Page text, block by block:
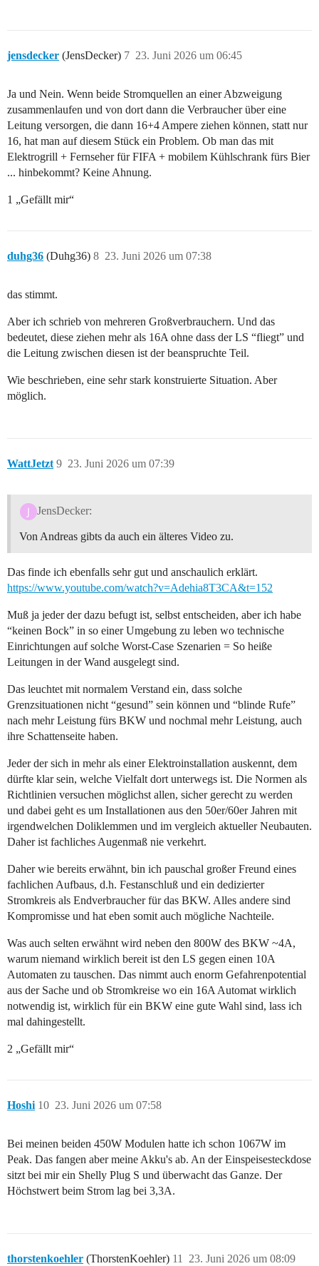
jensdecker (JensDecker) 23. Juni 2026 um 06:45
7
Ja und Nein. Wenn beide Stromquellen an einer Abzweigung
zusammenlaufen und von dort dann die Verbraucher über eine
Leitung versorgen, die dann 16+4 Ampere ziehen können, statt nur
16, hat man auf diesem Stück ein Problem. Ob man das mit
Elektrogrill + Fernseher für FIFA + mobilem Kühlschrank fürs Bier
... hinbekommt? Keine Ahnung.
1 „Gefällt mir“
duhg36 (Duhg36) 23. Juni 2026 um 07:38
8
das stimmt.
Aber ich schrieb von mehreren Großverbrauchern. Und das
bedeutet, diese ziehen mehr als 16A ohne dass der LS “fliegt” und
die Leitung zwischen diesen ist der beanspruchte Teil.
Wie beschrieben, eine sehr stark konstruierte Situation. Aber
möglich.
WattJetzt 23. Juni 2026 um 07:39
9
JensDecker:
Von Andreas gibts da auch ein älteres Video zu.
Das finde ich ebenfalls sehr gut und anschaulich erklärt.
https://www.youtube.com/watch?v=Adehia8T3CA&t=152
Muß ja jeder der dazu befugt ist, selbst entscheiden, aber ich habe
“keinen Bock” in so einer Umgebung zu leben wo technische
Einrichtungen auf solche Worst-Case Szenarien = So heiße
Leitungen in der Wand ausgelegt sind.
Das leuchtet mit normalem Verstand ein, dass solche
Grenzsituationen nicht “gesund” sein können und “blinde Rufe”
nach mehr Leistung fürs BKW und nochmal mehr Leistung, auch
ihre Schattenseite haben.
Jeder der sich in mehr als einer Elektroinstallation auskennt, dem
dürfte klar sein, welche Vielfalt dort unterwegs ist. Die Normen als
Richtlinien versuchen möglichst allen, sicher gerecht zu werden
und dabei geht es um Installationen aus den 50er/60er Jahren mit
irgendwelchen Doliklemmen und im vergleich aktueller Neubauten.
Daher ist fachliches Augenmaß nie verkehrt.
Daher wie bereits erwähnt, bin ich pauschal großer Freund eines
fachlichen Aufbaus, d.h. Festanschluß und ein dedizierter
Stromkreis als Endverbraucher für das BKW. Alles andere sind
Kompromisse und hat eben somit auch mögliche Nachteile.
Was auch selten erwähnt wird neben den 800W des BKW ~4A,
warum niemand wirklich bereit ist den LS gegen einen 10A
Automaten zu tauschen. Das nimmt auch enorm Gefahrenpotential
aus der Sache und ob Stromkreise wo ein 16A Automat wirklich
notwendig ist, wirklich für ein BKW eine gute Wahl sind, lass ich
mal dahingestellt.
2 „Gefällt mir“
Hoshi 23. Juni 2026 um 07:58
10
Bei meinen beiden 450W Modulen hatte ich schon 1067W im
Peak. Das fangen aber meine Akku's ab. An der Einspeisesteckdose
sitzt bei mir ein Shelly Plug S und überwacht das Ganze. Der
Höchstwert beim Strom lag bei 3,3A.
thorstenkoehler (ThorstenKoehler) 23. Juni 2026 um 08:09
11